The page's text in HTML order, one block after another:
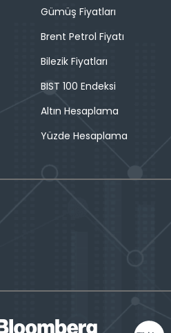
Gümüş Fiyatları
Brent Petrol Fiyatı
Bilezik Fiyatları
BIST 100 Endeksi
Altın Hesaplama
Yüzde Hesaplama